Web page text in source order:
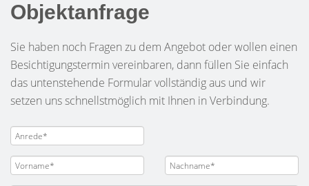
Objektanfrage
Sie haben noch Fragen zu dem Angebot oder wollen einen
Besichtigungstermin vereinbaren, dann füllen Sie einfach
das untenstehende Formular vollständig aus und wir
setzen uns schnellstmöglich mit Ihnen in Verbindung.